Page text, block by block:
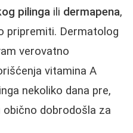
pilinga ili dermapena,
pripremiti. Dermatolog
verovatno
vitamina A
nekoliko dana pre,
obično dobrodošla za